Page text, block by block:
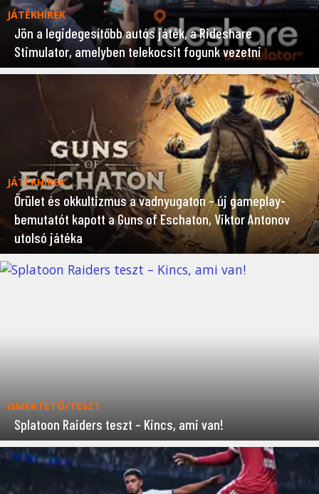
JÁTÉKHÍREK
Jön a legidegesítőbb autós játék, a Rideshare
Stimulator, amelyben telekocsit fogunk vezetni
JÁTÉKHÍREK
Őrület és okkultizmus a vadnyugaton – új gameplay-
bemutatót kapott a Guns of Eschaton, Viktor Antonov
utolsó játéka
ISMERTETŐ/TESZT
Splatoon Raiders teszt – Kincs, ami van!